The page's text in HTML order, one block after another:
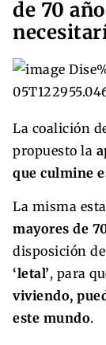
de 70
La coalición
propuesto la
que culmine
La misma
mayores de
disposición
‘letal’, para
viviendo,
este mundo.